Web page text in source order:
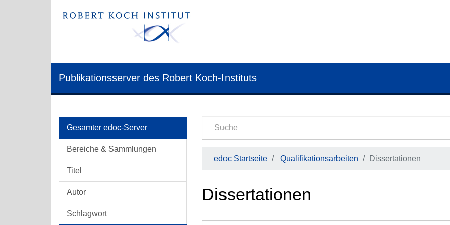
Publikationsserver des Robert Koch-Instituts
Gesamter edoc-Server
Bereiche & Sammlungen
Titel
Autor
Schlagwort
edoc Startseite Qualifikationsarbeiten Dissertationen
Dissertationen